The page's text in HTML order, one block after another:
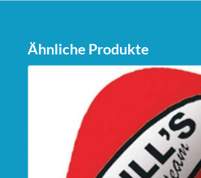
Ähnliche Produkte